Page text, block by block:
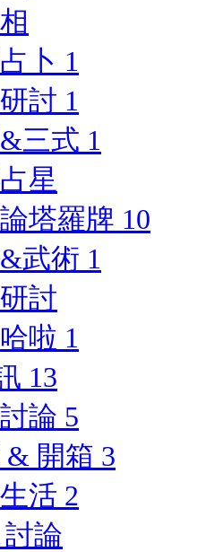
卜 1
討 1
三式 1
星
塔羅牌 10
武術 1
討
啦 1
13
論 5
& 開箱 3
活 2
討論